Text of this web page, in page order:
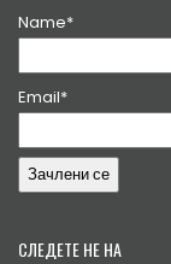
Name*
Email*
СЛЕДЕТЕ НЕ НА